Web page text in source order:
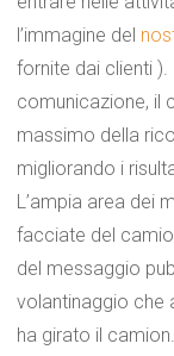
l’immagine del
fornite dai clienti ).
comunicazione, il
massimo della
migliorando i
L’ampia area dei
facciate del
del messaggio
volantinaggio che
ha girato il camion.